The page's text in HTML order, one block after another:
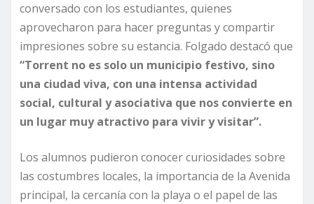
conversado con los estudiantes, quienes
aprovecharon para hacer preguntas y compartir
impresiones sobre su estancia. Folgado destacó que
“Torrent no es solo un municipio festivo, sino
una ciudad viva, con una intensa actividad
social, cultural y asociativa que nos convierte en
un lugar muy atractivo para vivir y visitar”.
Los alumnos pudieron conocer curiosidades sobre
las costumbres locales, la importancia de la Avenida
principal, la cercanía con la playa o el papel de las